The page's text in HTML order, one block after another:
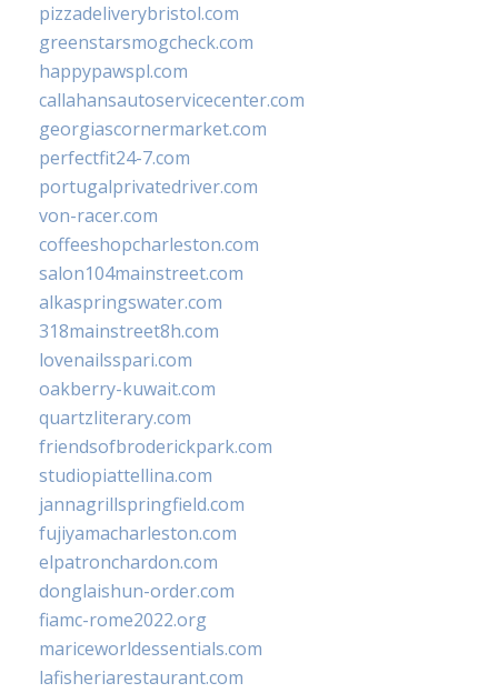
pizzadeliverybristol.com
greenstarsmogcheck.com
happypawspl.com
callahansautoservicecenter.com
georgiascornermarket.com
perfectfit24-7.com
portugalprivatedriver.com
von-racer.com
coffeeshopcharleston.com
salon104mainstreet.com
alkaspringswater.com
318mainstreet8h.com
lovenailsspari.com
oakberry-kuwait.com
quartzliterary.com
friendsofbroderickpark.com
studiopiattellina.com
jannagrillspringfield.com
fujiyamacharleston.com
elpatronchardon.com
donglaishun-order.com
fiamc-rome2022.org
mariceworldessentials.com
lafisheriarestaurant.com